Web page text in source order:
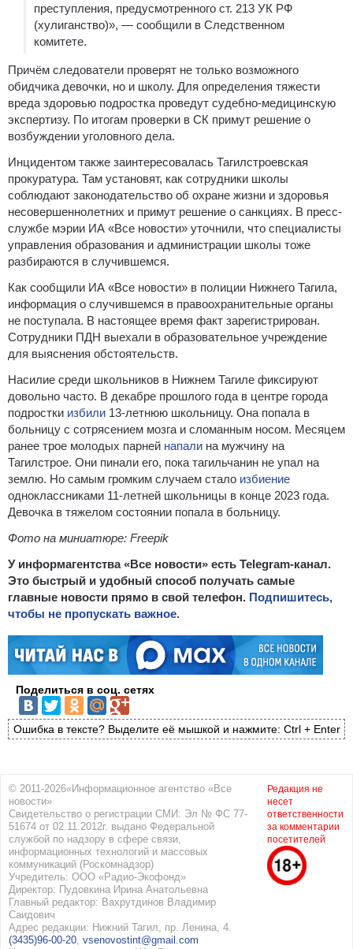
преступления, предусмотренного ст. 213 УК РФ
(хулиганство)», — сообщили в Следственном
комитете.
Причём следователи проверят не только возможного
обидчика девочки, но и школу. Для определения тяжести
вреда здоровью подростка проведут судебно-медицинскую
экспертизу. По итогам проверки в СК примут решение о
возбуждении уголовного дела.
Инцидентом также заинтересовалась Тагилстроевская
прокуратура. Там установят, как сотрудники школы
соблюдают законодательство об охране жизни и здоровья
несовершеннолетних и примут решение о санкциях. В пресс-
службе мэрии ИА «Все новости» уточнили, что специалисты
управления образования и администрации школы тоже
разбираются в случившемся.
Как сообщили ИА «Все новости» в полиции Нижнего Тагила,
информация о случившемся в правоохранительные органы
не поступала. В настоящее время факт зарегистрирован.
Сотрудники ПДН выехали в образовательное учреждение
для выяснения обстоятельств.
Насилие среди школьников в Нижнем Тагиле фиксируют
довольно часто. В декабре прошлого года в центре города
подростки избили 13-летнюю школьницу. Она попала в
больницу с сотрясением мозга и сломанным носом. Месяцем
ранее трое молодых парней напали на мужчину на
Тагилстрое. Они пинали его, пока тагильчанин не упал на
землю. Но самым громким случаем стало избиение
одноклассниками 11-летней школьницы в конце 2023 года.
Девочка в тяжелом состоянии попала в больницу.
Фото на миниатюре: Freepik
У информагентства «Все новости» есть Telegram-канал.
Это быстрый и удобный способ получать самые
главные новости прямо в свой телефон. Подпишитесь,
чтобы не пропускать важное.
Поделиться в соц. сетях
Ошибка в тексте? Выделите её мышкой и нажмите: Ctrl + Enter
© 2011-2026«Информационное агентство «Все
новости»
Свидетельство о регистрации СМИ: Эл № ФС 77-
51674 от 02.11.2012г. выдано Федеральной
службой по надзору в сфере связи,
информационных технологий и массовых
коммуникаций (Роскомнадзор)
Учредитель: ООО «Радио-Экофонд»
Директор: Пудовкина Ирина Анатольевна
Главный редактор: Вахрутдинов Владимир
Саидович
Адрес редакции: Нижний Тагил, пр. Ленина, 4.
(3435)96-00-20, vsenovostint@gmail.com
Редакция не
несет
ответственности
за комментарии
посетителей